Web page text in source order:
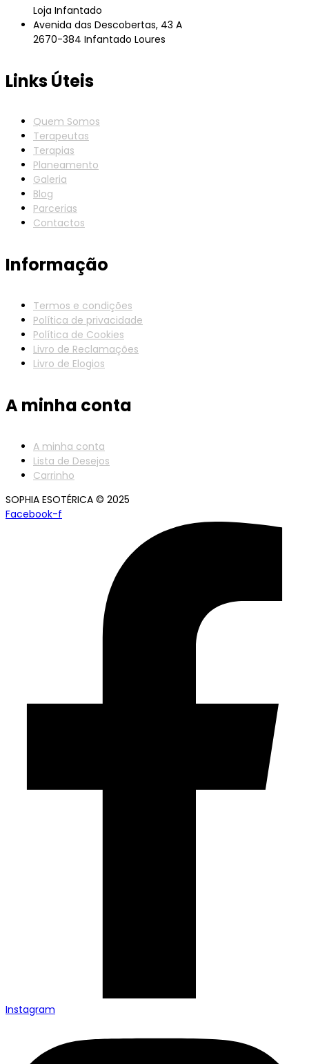
Loja Infantado
Avenida das Descobertas, 43 A
2670-384 Infantado Loures
Links Úteis
Quem Somos
Terapeutas
Terapias
Planeamento
Galeria
Blog
Parcerias
Contactos
Informação
Termos e condições
Política de privacidade
Política de Cookies
Livro de Reclamações
Livro de Elogios
A minha conta
A minha conta
Lista de Desejos
Carrinho
SOPHIA ESOTÉRICA © 2025
Facebook-f
Instagram